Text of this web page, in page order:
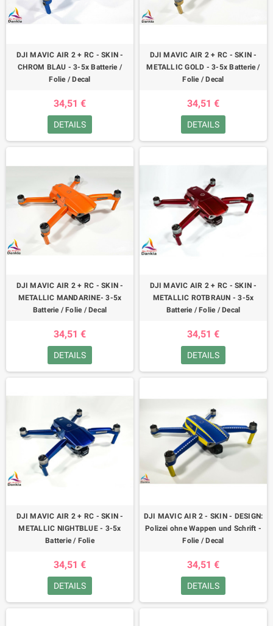
DJI MAVIC AIR 2 + RC - SKIN -
CHROM BLAU - 3-5x Batterie /
Folie / Decal
34,51 €
DETAILS
DJI MAVIC AIR 2 + RC - SKIN -
METALLIC GOLD - 3-5x Batterie /
Folie / Decal
34,51 €
DETAILS
DJI MAVIC AIR 2 + RC - SKIN -
METALLIC MANDARINE- 3-5x
Batterie / Folie / Decal
34,51 €
DETAILS
DJI MAVIC AIR 2 + RC - SKIN -
METALLIC ROTBRAUN - 3-5x
Batterie / Folie / Decal
34,51 €
DETAILS
DJI MAVIC AIR 2 + RC - SKIN -
METALLIC NIGHTBLUE - 3-5x
Batterie / Folie
34,51 €
DETAILS
DJI MAVIC AIR 2 - SKIN - DESIGN:
Polizei ohne Wappen und Schrift -
Folie / Decal
34,51 €
DETAILS